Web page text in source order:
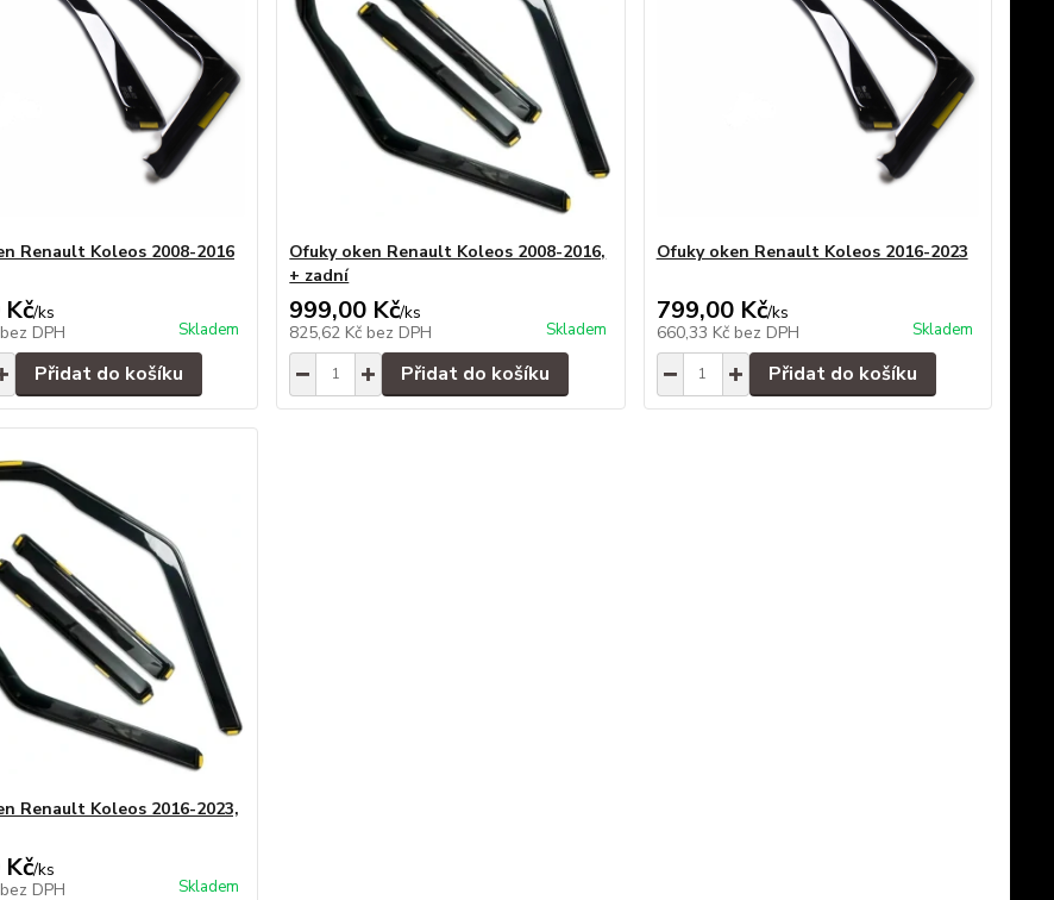
Renault Koleos 2008-2016
/ks
bez DPH Skladem
Přidat do košíku
Ofuky oken Renault Koleos 2008-2016,
+ zadní
999,00 Kč/ks
825,62 Kč bez DPH Skladem
Přidat do košíku
Ofuky oken Renault Koleos 2016-2023
799,00 Kč/ks
660,33 Kč bez DPH Skladem
Přidat do košíku
Renault Koleos 2016-2023,
/ks
bez DPH Skladem